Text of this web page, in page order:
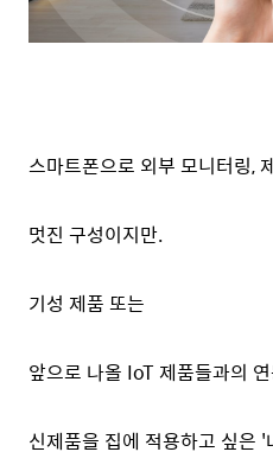
스마트폰으로 외부 모니터링,
멋진 구성이지만.
기성 제품 또는
앞으로 나올 IoT 제품들과의
신제품을 집에 적용하고 싶은